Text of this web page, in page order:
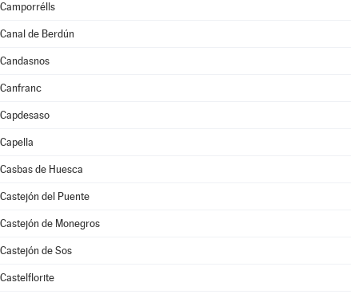
Camporrélls
Canal de Berdún
Candasnos
Canfranc
Capdesaso
Capella
Casbas de Huesca
Castejón del Puente
Castejón de Monegros
Castejón de Sos
Castelflorite